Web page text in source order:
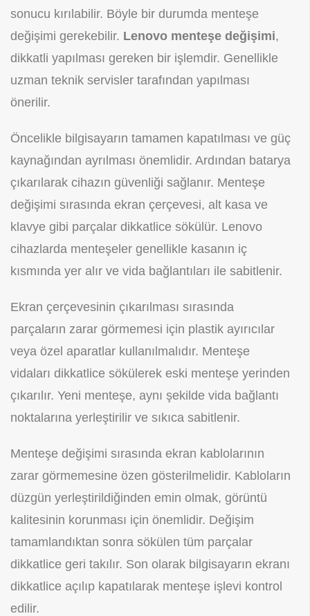
sonucu kırılabilir. Böyle bir durumda menteşe
değişimi gerekebilir. Lenovo menteşe değişimi,
dikkatli yapılması gereken bir işlemdir. Genellikle
uzman teknik servisler tarafından yapılması
önerilir.
Öncelikle bilgisayarın tamamen kapatılması ve güç
kaynağından ayrılması önemlidir. Ardından batarya
çıkarılarak cihazın güvenliği sağlanır. Menteşe
değişimi sırasında ekran çerçevesi, alt kasa ve
klavye gibi parçalar dikkatlice sökülür. Lenovo
cihazlarda menteşeler genellikle kasanın iç
kısmında yer alır ve vida bağlantıları ile sabitlenir.
Ekran çerçevesinin çıkarılması sırasında
parçaların zarar görmemesi için plastik ayırıcılar
veya özel aparatlar kullanılmalıdır. Menteşe
vidaları dikkatlice sökülerek eski menteşe yerinden
çıkarılır. Yeni menteşe, aynı şekilde vida bağlantı
noktalarına yerleştirilir ve sıkıca sabitlenir.
Menteşe değişimi sırasında ekran kablolarının
zarar görmemesine özen gösterilmelidir. Kabloların
düzgün yerleştirildiğinden emin olmak, görüntü
kalitesinin korunması için önemlidir. Değişim
tamamlandıktan sonra sökülen tüm parçalar
dikkatlice geri takılır. Son olarak bilgisayarın ekranı
dikkatlice açılıp kapatılarak menteşe işlevi kontrol
edilir.